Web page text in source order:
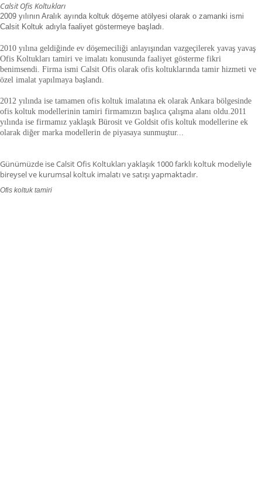
Calsit Ofis Koltukları
2009 yılının Aralık ayında koltuk döşeme atölyesi olarak o zamanki ismi
Calsit Koltuk adıyla faaliyet göstermeye başladı.
2010 yılına geldiğinde ev döşemeciliği anlayışından vazgeçilerek yavaş yavaş
Ofis Koltukları tamiri ve imalatı konusunda faaliyet gösterme fikri
benimsendi. Firma ismi Calsit Ofis olarak ofis koltuklarında tamir hizmeti ve
özel imalat yapılmaya başlandı.
2012 yılında ise tamamen ofis koltuk imalatına ek olarak Ankara bölgesinde
ofis koltuk modellerinin tamiri firmamızın başlıca çalışma alanı oldu.2011
yılında ise firmamız yaklaşık Bürosit ve Goldsit ofis koltuk modellerine ek
olarak diğer marka modellerin de piyasaya sunmuştur...
Günümüzde ise Calsit Ofis Koltukları yaklaşık 1000 farklı koltuk modeliyle
bireysel ve kurumsal koltuk imalatı ve satışı yapmaktadır.
Ofis koltuk tamiri